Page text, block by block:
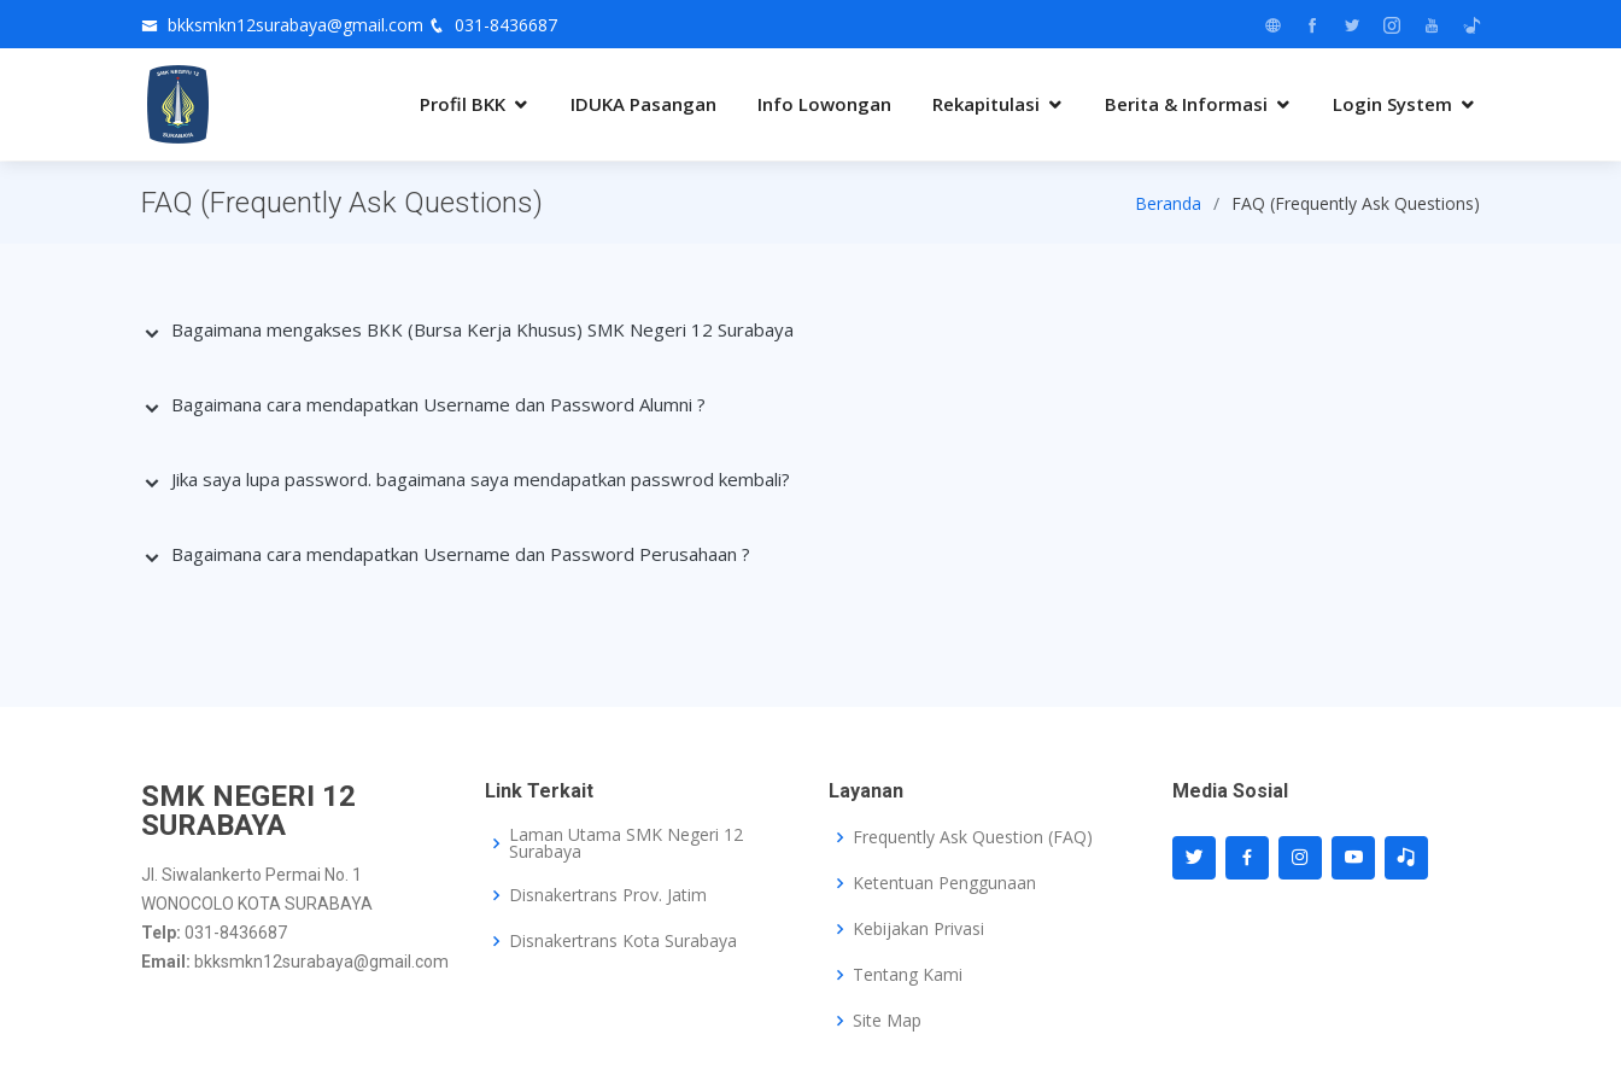
bkksmkn12surabaya@gmail.com 031-8436687
Profil BKK IDUKA Pasangan Info Lowongan Rekapitulasi Berita & Informasi Login System
FAQ (Frequently Ask Questions) Beranda FAQ (Frequently Ask Questions)
Bagaimana mengakses BKK (Bursa Kerja Khusus) SMK Negeri 12 Surabaya
Bagaimana cara mendapatkan Username dan Password Alumni ?
Jika saya lupa password. bagaimana saya mendapatkan passwrod kembali?
Bagaimana cara mendapatkan Username dan Password Perusahaan ?
SMK NEGERI 12
SURABAYA
Jl. Siwalankerto Permai No. 1
WONOCOLO KOTA SURABAYA
Telp: 031-8436687
Email: bkksmkn12surabaya@gmail.com
Link Terkait
Laman Utama SMK Negeri 12
Surabaya
Disnakertrans Prov. Jatim
Disnakertrans Kota Surabaya
Layanan
Frequently Ask Question (FAQ)
Ketentuan Penggunaan
Kebijakan Privasi
Tentang Kami
Site Map
Media Sosial